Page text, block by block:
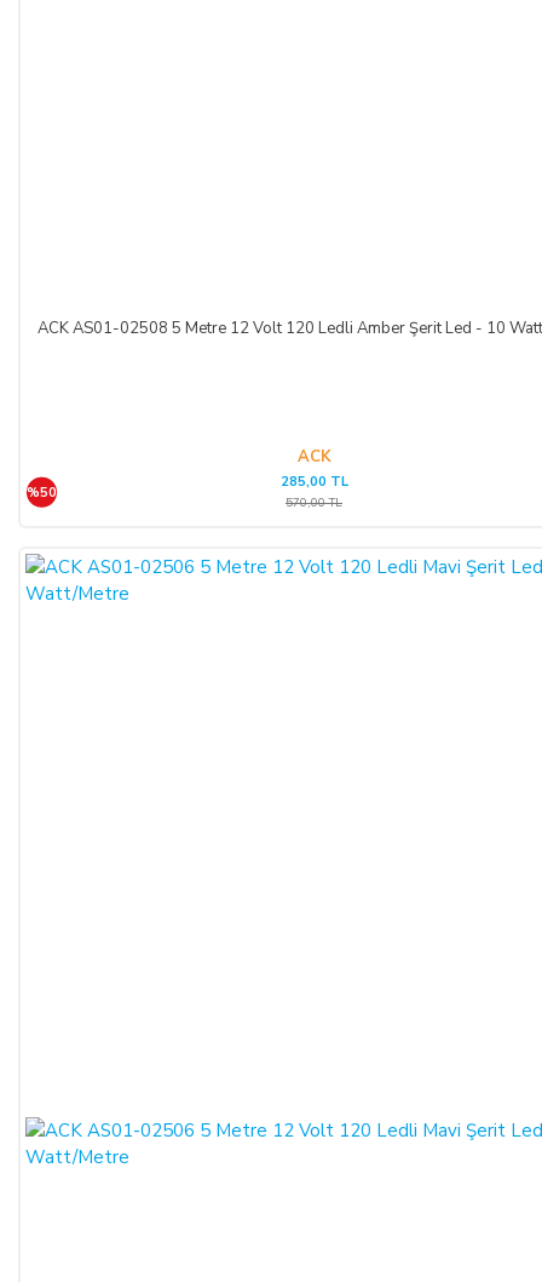
ACK AS01-02508 5 Metre 12 Volt 120 Ledli Amber Şerit Led - 10
ACK
%50
285,00 TL
570,00 TL